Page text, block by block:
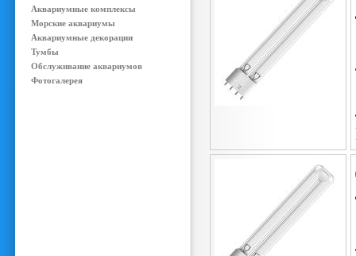
Аквариумные комплексы
Морские аквариумы
Аквариумные декорации
Тумбы
Обслуживание аквариумов
Фотогалерея